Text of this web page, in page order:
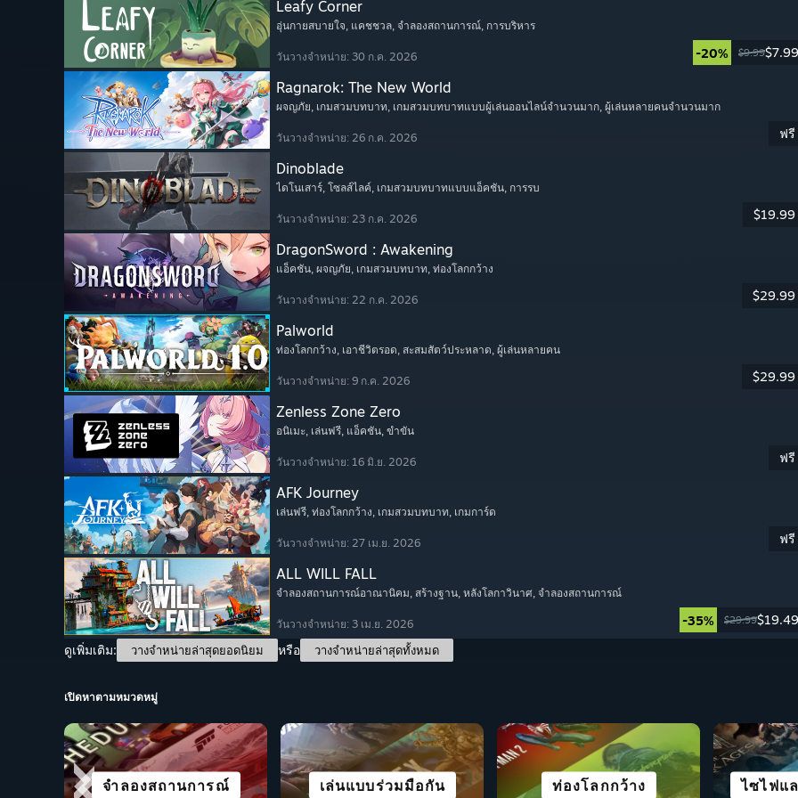
Leafy Corner
อุ่นกายสบายใจ, แคชชวล, จำลองสถานการณ์, การบริหาร
วันวางจำหน่าย: 30 ก.ค. 2026 -20% $9.99$7.99
Ragnarok: The New World
ผจญภัย, เกมสวมบทบาท, เกมสวมบทบาทแบบผู้เล่นออนไลน์จำนวนมาก, ผู้เล่นหลายคนจำนวนมาก
วันวางจำหน่าย: 26 ก.ค. 2026 ฟรี
Dinoblade
ไดโนเสาร์, โซลส์ไลค์, เกมสวมบทบาทแบบแอ็คชัน, การรบ
วันวางจำหน่าย: 23 ก.ค. 2026 $19.99
DragonSword : Awakening
แอ็คชัน, ผจญภัย, เกมสวมบทบาท, ท่องโลกกว้าง
วันวางจำหน่าย: 22 ก.ค. 2026 $29.99
Palworld
ท่องโลกกว้าง, เอาชีวิตรอด, สะสมสัตว์ประหลาด, ผู้เล่นหลายคน
วันวางจำหน่าย: 9 ก.ค. 2026 $29.99
Zenless Zone Zero
อนิเมะ, เล่นฟรี, แอ็คชัน, ขำขัน
วันวางจำหน่าย: 16 มิ.ย. 2026 ฟรี
AFK Journey
เล่นฟรี, ท่องโลกกว้าง, เกมสวมบทบาท, เกมการ์ด
วันวางจำหน่าย: 27 เม.ย. 2026 ฟรี
ALL WILL FALL
จำลองสถานการณ์อาณานิคม, สร้างฐาน, หลังโลกาวินาศ, จำลองสถานการณ์
วันวางจำหน่าย: 3 เม.ย. 2026 -35% $29.99$19.49
ดูเพิ่มเติม:
วางจำหน่ายล่าสุดยอดนิยม หรือ วางจำหน่ายล่าสุดทั้งหมด
เปิดหาตามหมวดหมู่
จำลองสถานการณ์ เล่นแบบร่วมมือกัน ท่องโลกกว้าง ไซไฟแ
อนิเมะ
เมืองและการตั้ง
อาณานิคม
เอาชีวิตรอด
แข่งความเร็ว สวมบทบาท กลยุทธ์
แคชชวล
เล่นได้ดีบน STEAM
DECK
กีฬาทั้งหมด